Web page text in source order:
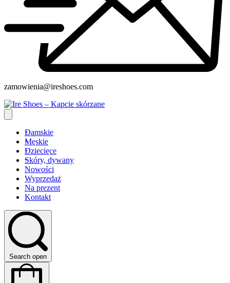
zamowienia@ireshoes.com
Damskie
Męskie
Dziecięce
Skóry, dywany
Nowości
Wyprzedaż
Na prezent
Kontakt
Search open